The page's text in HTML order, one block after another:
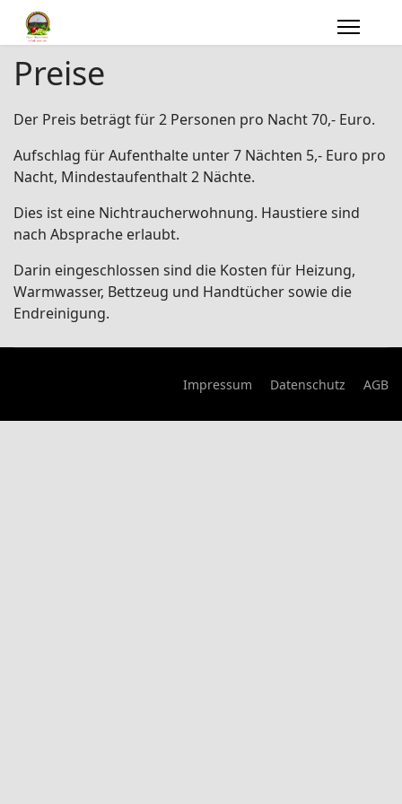
Preise
Der Preis beträgt für 2 Personen pro Nacht 70,- Euro.
Aufschlag für Aufenthalte unter 7 Nächten 5,- Euro pro
Nacht, Mindestaufenthalt 2 Nächte.
Dies ist eine Nichtraucherwohnung. Haustiere sind
nach Absprache erlaubt.
Darin eingeschlossen sind die Kosten für Heizung,
Warmwasser, Bettzeug und Handtücher sowie die
Endreinigung.
Impressum Datenschutz AGB